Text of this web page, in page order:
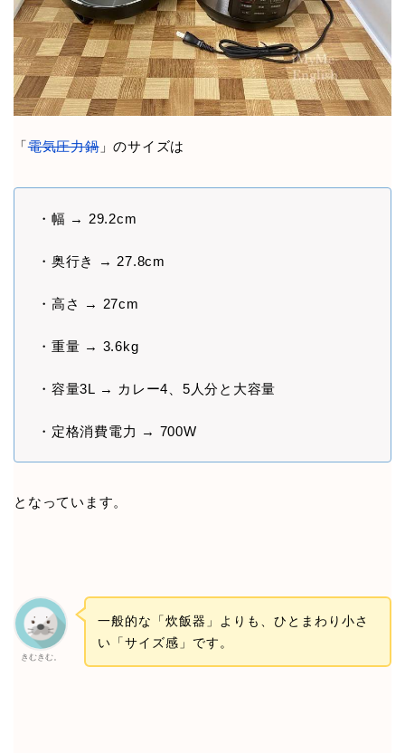
「電気圧力鍋」のサイズは
・幅 → 29.2cm
・奥行き → 27.8cm
・高さ → 27cm
・重量 → 3.6kg
・容量3L → カレー4、5人分と大容量
・定格消費電力 → 700W
となっています。
きむきむ。
一般的な「炊飯器」よりも、ひとまわり小さ
い「サイズ感」です。